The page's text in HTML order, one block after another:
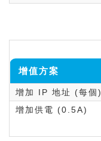
增值方案
增加 IP 地址 (每個)
增加供電 (0.5A)